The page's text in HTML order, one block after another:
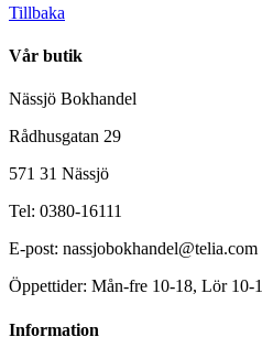
Tillbaka
Vår butik
Nässjö Bokhandel
Rådhusgatan 29
571 31 Nässjö
Tel: 0380-16111
E-post: nassjobokhandel@telia.com
Öppettider: Mån-fre 10-18, Lör 10-
Information